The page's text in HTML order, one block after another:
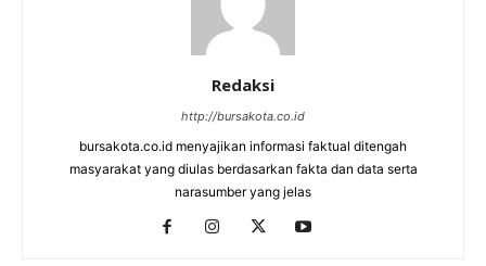
Redaksi
http://bursakota.co.id
bursakota.co.id menyajikan informasi faktual ditengah
masyarakat yang diulas berdasarkan fakta dan data serta
narasumber yang jelas